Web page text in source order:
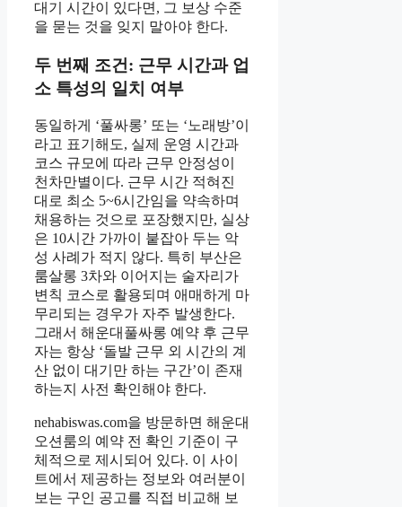
대기 시간이 있다면, 그 보상 수준
을 묻는 것을 잊지 말아야 한다.
두 번째 조건: 근무 시간과 업
소 특성의 일치 여부
동일하게 ‘풀싸롱’ 또는 ‘노래방’이
라고 표기해도, 실제 운영 시간과
코스 규모에 따라 근무 안정성이
천차만별이다. 근무 시간 적혀진
대로 최소 5~6시간임을 약속하며
채용하는 것으로 포장했지만, 실상
은 10시간 가까이 붙잡아 두는 악
성 사례가 적지 않다. 특히 부산은
룸살롱 3차와 이어지는 술자리가
변칙 코스로 활용되며 애매하게 마
무리되는 경우가 자주 발생한다.
그래서 해운대풀싸롱 예약 후 근무
자는 항상 ‘돌발 근무 외 시간의 계
산 없이 대기만 하는 구간’이 존재
하는지 사전 확인해야 한다.
nehabiswas.com을 방문하면 해운대
오션룸의 예약 전 확인 기준이 구
체적으로 제시되어 있다. 이 사이
트에서 제공하는 정보와 여러분이
보는 구인 공고를 직접 비교해 보